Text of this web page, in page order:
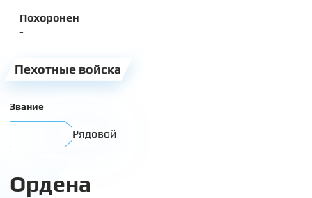
Похоронен
-
Пехотные войска
Звание
Рядовой
Ордена